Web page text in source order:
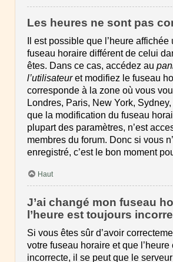
Les heures ne sont pas
Il est possible que l’heure affichée
fuseau horaire différent de celui
êtes. Dans ce cas, accédez au
l’utilisateuret modifiez le fuseau
corresponde à la zone où vous
Londres, Paris, New York,
que la modification du fuseau
plupart des paramètres, n’est
membres du forum. Donc si vous
enregistré, c’est le bon moment
Haut
J’ai changé mon fuseau
l’heure est toujours
Si vous êtes sûr d’avoir
votre fuseau horaire et que l’heure
incorrecte, il se peut que le